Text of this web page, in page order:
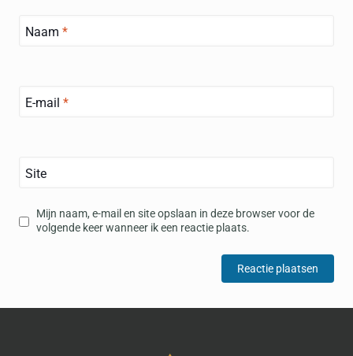
Naam *
E-mail *
Site
Mijn naam, e-mail en site opslaan in deze browser voor de
volgende keer wanneer ik een reactie plaats.